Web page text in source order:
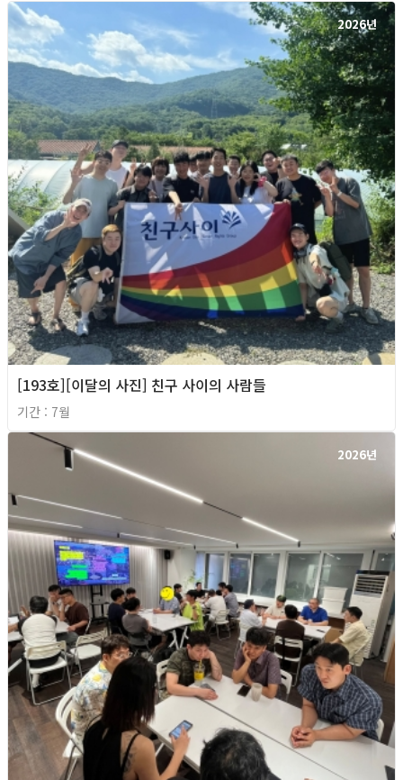
2026년
[193호][이달의 사진] 친구 사이의 사람들
기간 : 7월
2026년